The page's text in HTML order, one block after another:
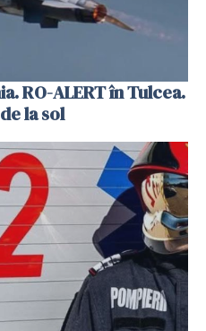
RO-ALERT în Tulcea.
la sol